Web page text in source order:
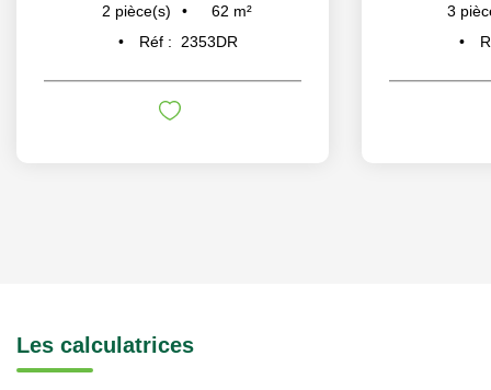
2 pièce(s) 62 m²
Réf :
2353DR
3
Les calculatrices